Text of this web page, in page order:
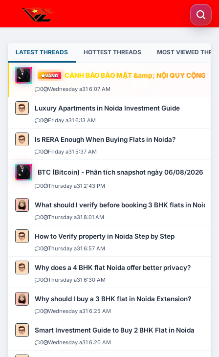
LATEST THREADS HOTTEST THREADS MOST VIEWED
VÀNG CẢNH BÁO BẢO MẬT &amp; NỘI QUY CỘNG
0 Wednesday a31 6:07 AM
Luxury Apartments in Noida Investment Guide
0 Friday a31 6:13 AM
Is RERA Enough When Buying Flats in Noida?
0 Friday a31 5:37 AM
BTC (Bitcoin) - Phân tích snapshot ngày 06/08/2026
0 Thursday a31 2:43 PM
What should I verify before booking 3 BHK flats in Noida?
0 Thursday a31 8:01 AM
How to Verify property in Noida Step by Step
0 Thursday a31 6:57 AM
Why does a 4 BHK flat Noida offer better privacy?
0 Thursday a31 6:30 AM
Why should I buy a 3 BHK flat in Noida Extension?
0 Wednesday a31 6:25 AM
Smart Investment Guide to Buy 2 BHK Flat in Noida
0 Wednesday a31 6:20 AM